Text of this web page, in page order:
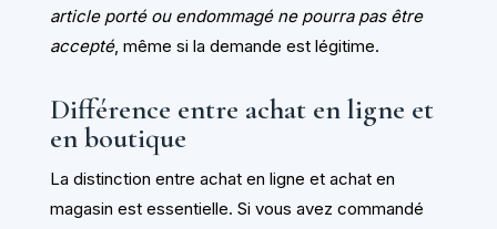
article porté ou endommagé ne pourra pas être
accepté, même si la demande est légitime.
Différence entre achat en ligne et
en boutique
La distinction entre achat en ligne et achat en
magasin est essentielle. Si vous avez commandé